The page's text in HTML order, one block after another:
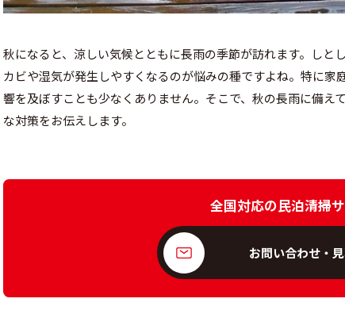
秋になると、涼しい気候とともに長雨の季節が訪れます。しと
カビや湿気が発生しやすくなるのが悩みの種ですよね。特に
響を及ぼすことも少なくありません。そこで、秋の長雨に備え
な対策をお伝えします。
全国対応の民泊清掃
お問い合わせ・